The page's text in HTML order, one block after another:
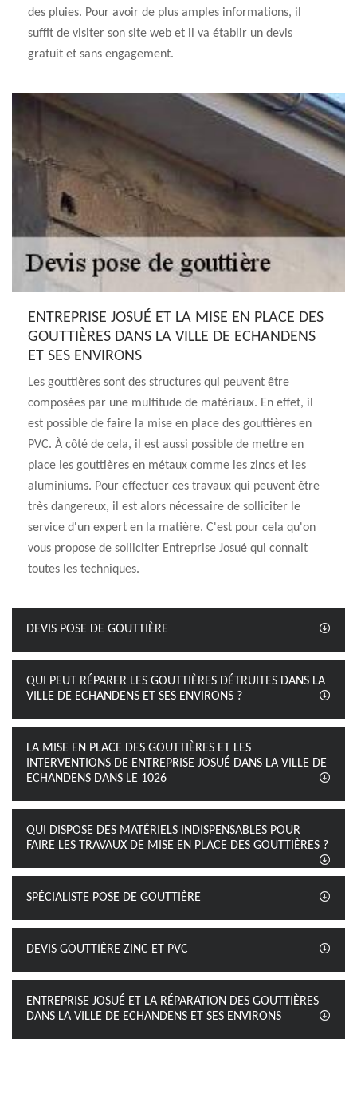
des pluies. Pour avoir de plus amples informations, il
suffit de visiter son site web et il va établir un devis
gratuit et sans engagement.
ENTREPRISE JOSUÉ ET LA MISE EN PLACE DES
GOUTTIÈRES DANS LA VILLE DE ECHANDENS
ET SES ENVIRONS
Les gouttières sont des structures qui peuvent être
composées par une multitude de matériaux. En effet, il
est possible de faire la mise en place des gouttières en
PVC. À côté de cela, il est aussi possible de mettre en
place les gouttières en métaux comme les zincs et les
aluminiums. Pour effectuer ces travaux qui peuvent être
très dangereux, il est alors nécessaire de solliciter le
service d'un expert en la matière. C'est pour cela qu'on
vous propose de solliciter Entreprise Josué qui connait
toutes les techniques.
DEVIS POSE DE GOUTTIÈRE
QUI PEUT RÉPARER LES GOUTTIÈRES DÉTRUITES DANS LA
VILLE DE ECHANDENS ET SES ENVIRONS ?
LA MISE EN PLACE DES GOUTTIÈRES ET LES
INTERVENTIONS DE ENTREPRISE JOSUÉ DANS LA VILLE DE
ECHANDENS DANS LE 1026
QUI DISPOSE DES MATÉRIELS INDISPENSABLES POUR
FAIRE LES TRAVAUX DE MISE EN PLACE DES GOUTTIÈRES ?
SPÉCIALISTE POSE DE GOUTTIÈRE
DEVIS GOUTTIÈRE ZINC ET PVC
ENTREPRISE JOSUÉ ET LA RÉPARATION DES GOUTTIÈRES
DANS LA VILLE DE ECHANDENS ET SES ENVIRONS